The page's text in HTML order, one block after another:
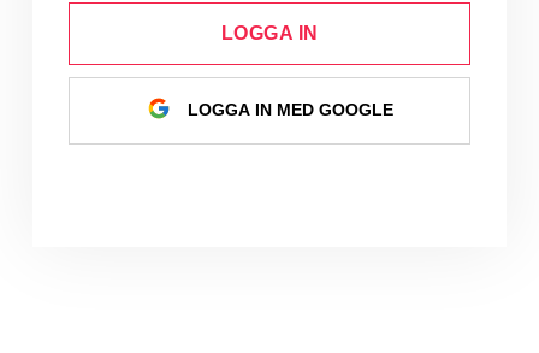
LOGGA IN
LOGGA IN MED GOOGLE